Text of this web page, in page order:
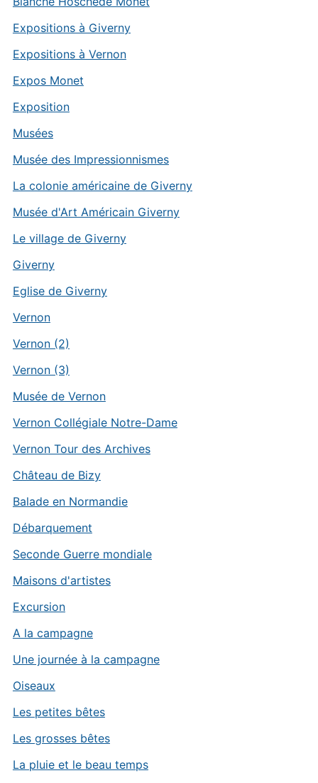
Expositions à Giverny
Expositions à Vernon
Expos Monet
Exposition
Musées
Musée des Impressionnismes
La colonie américaine de Giverny
Musée d'Art Américain Giverny
Le village de Giverny
Giverny
Eglise de Giverny
Vernon
Vernon (2)
Vernon (3)
Musée de Vernon
Vernon Collégiale Notre-Dame
Vernon Tour des Archives
Château de Bizy
Balade en Normandie
Débarquement
Seconde Guerre mondiale
Maisons d'artistes
Excursion
A la campagne
Une journée à la campagne
Oiseaux
Les petites bêtes
Les grosses bêtes
La pluie et le beau temps